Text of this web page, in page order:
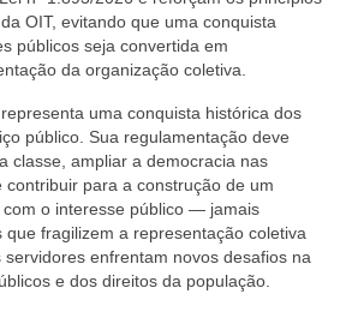
OIT, evitando que uma conquista
públicos seja convertida em
da organização coletiva.
uma conquista histórica dos
público. Sua regulamentação deve
classe, ampliar a democracia nas
contribuir para a construção de um
com o interesse público — jamais
fragilizem a representação coletiva
enfrentam novos desafios na
e dos direitos da população.